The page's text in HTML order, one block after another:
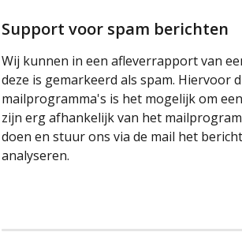
Support voor spam berichten
Wij kunnen in een afleverrapport van
deze is gemarkeerd als spam. Hiervoor
mailprogramma's is het mogelijk om
zijn erg afhankelijk van het
doen en stuur ons via de mail het
analyseren.